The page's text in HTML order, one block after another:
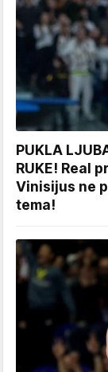
PUKLA
RUKE! Real
Vinisijus ne
tema!